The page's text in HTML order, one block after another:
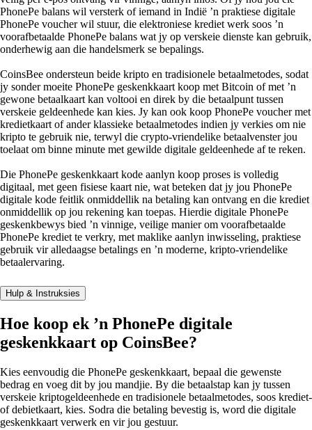
PhonePe balans wil versterk of iemand in Indië ’n praktiese digitale
PhonePe voucher wil stuur, die elektroniese krediet werk soos ’n
voorafbetaalde PhonePe balans wat jy op verskeie dienste kan gebruik,
onderhewig aan die handelsmerk se bepalings.
CoinsBee ondersteun beide kripto en tradisionele betaalmetodes, sodat
jy sonder moeite PhonePe geskenkkaart koop met Bitcoin of met ’n
gewone betaalkaart kan voltooi en direk by die betaalpunt tussen
verskeie geldeenhede kan kies. Jy kan ook koop PhonePe voucher met
kredietkaart of ander klassieke betaalmetodes indien jy verkies om nie
kripto te gebruik nie, terwyl die crypto-vriendelike betaalvenster jou
toelaat om binne minute met gewilde digitale geldeenhede af te reken.
Die PhonePe geskenkkaart kode aanlyn koop proses is volledig
digitaal, met geen fisiese kaart nie, wat beteken dat jy jou PhonePe
digitale kode feitlik onmiddellik na betaling kan ontvang en die krediet
onmiddellik op jou rekening kan toepas. Hierdie digitale PhonePe
geskenkbewys bied ’n vinnige, veilige manier om voorafbetaalde
PhonePe krediet te verkry, met maklike aanlyn inwisseling, praktiese
gebruik vir alledaagse betalings en ’n moderne, kripto-vriendelike
betaalervaring.
Hulp & Instruksies
Hoe koop ek ’n PhonePe digitale
geskenkkaart op CoinsBee?
Kies eenvoudig die PhonePe geskenkkaart, bepaal die gewenste
bedrag en voeg dit by jou mandjie. By die betaalstap kan jy tussen
verskeie kriptogeldeenhede en tradisionele betaalmetodes, soos krediet-
of debietkaart, kies. Sodra die betaling bevestig is, word die digitale
geskenkkaart verwerk en vir jou gestuur.